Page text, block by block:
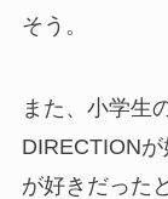
そう。
また、小学生
DIRECTION
が好きだった